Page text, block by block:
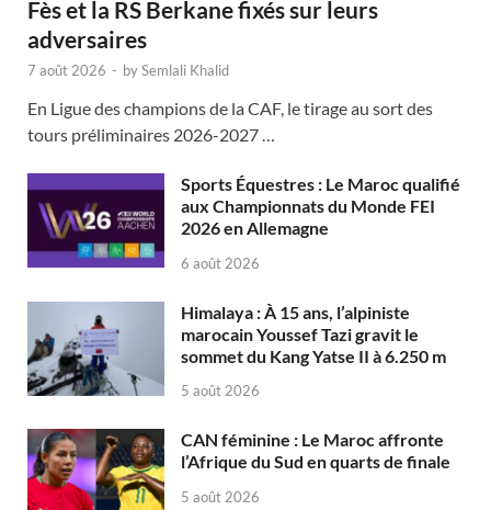
Fès et la RS Berkane fixés sur leurs
adversaires
7 août 2026 - bySemlali Khalid
En Ligue des champions de la CAF, le tirage au sort des
tours préliminaires 2026-2027 …
Sports Équestres : Le Maroc qualifié
aux Championnats du Monde FEI
2026 en Allemagne
6 août 2026
Himalaya : À 15 ans, l’alpiniste
marocain Youssef Tazi gravit le
sommet du Kang Yatse II à 6.250 m
5 août 2026
CAN féminine : Le Maroc affronte
l’Afrique du Sud en quarts de finale
5 août 2026